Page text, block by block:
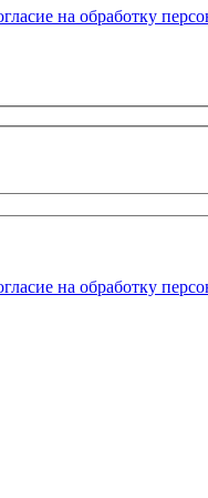
на обработку
на обработку